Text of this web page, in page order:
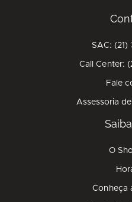
SAC: (21)
Call Center:
Fale
Assessoria
O
Conheça